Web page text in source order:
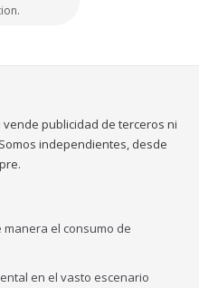
vende publicidad de terceros ni
independientes, desde
manera el consumo de
en el vasto escenario